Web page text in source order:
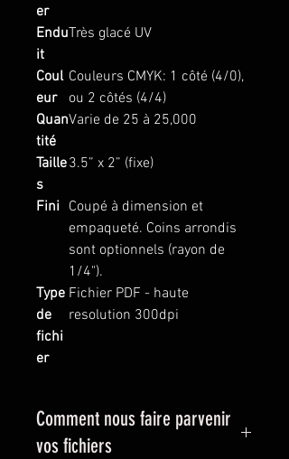
er
Endu
it
Très glacé UV
Coul
eur
Couleurs CMYK: 1 côté (4/0),
ou 2 côtés (4/4)
Quan
tité
Varie de 25 à 25,000
Taille
s
3.5” x 2” (fixe)
Fini Coupé à dimension et
empaqueté. Coins arrondis
sont optionnels (rayon de
1/4").
Type
de
fichi
er
Fichier PDF - haute
resolution 300dpi
Comment nous faire parvenir
vos fichiers